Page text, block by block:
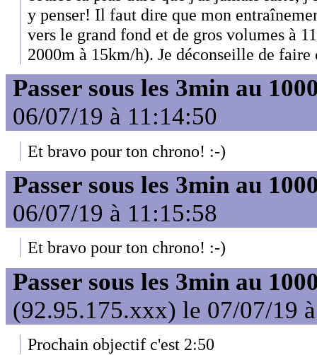
y penser! Il faut dire que mon
vers le grand fond et de gros volumes à
2000m à 15km/h). Je déconseille de faire
Passer sous les 3min au
06/07/19 à 11:14:50
Et bravo pour ton chrono! :-)
Passer sous les 3min au
06/07/19 à 11:15:58
Et bravo pour ton chrono! :-)
Passer sous les 3min au
(92.95.175.xxx) le 07/07/19
Prochain objectif c'est 2:50